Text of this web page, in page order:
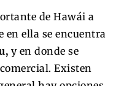
de Hawái a
ella se encuentra
y en donde se
Existen